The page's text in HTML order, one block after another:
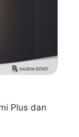
Plus dan